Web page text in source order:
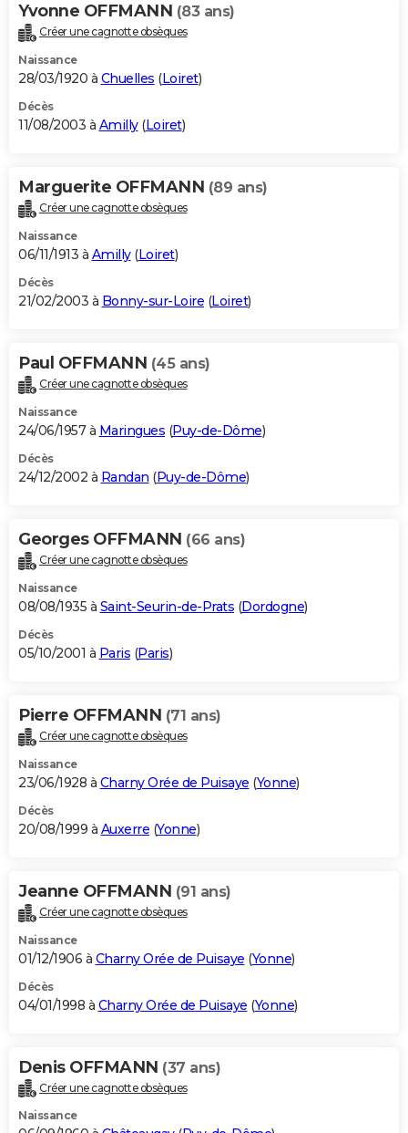
Yvonne OFFMANN (83 ans)
Créer une cagnotte obsèques
Naissance
28/03/1920 à Chuelles (Loiret)
Décès
11/08/2003 à Amilly(Loiret)
Marguerite OFFMANN (89 ans)
Créer une cagnotte obsèques
Naissance
06/11/1913 à Amilly(Loiret)
Décès
21/02/2003 à Bonny-sur-Loire (Loiret)
Paul OFFMANN (45 ans)
Créer une cagnotte obsèques
Naissance
24/06/1957 à Maringues (Puy-de-Dôme)
Décès
24/12/2002 à Randan (Puy-de-Dôme)
Georges OFFMANN (66 ans)
Créer une cagnotte obsèques
Naissance
08/08/1935 à Saint-Seurin-de-Prats (Dordogne)
Décès
05/10/2001 à Paris (Paris)
Pierre OFFMANN (71 ans)
Créer une cagnotte obsèques
Naissance
23/06/1928 à Charny Orée de Puisaye (Yonne)
Décès
20/08/1999 à Auxerre (Yonne)
Jeanne OFFMANN (91 ans)
Créer une cagnotte obsèques
Naissance
01/12/1906 à Charny Orée de Puisaye (Yonne)
Décès
04/01/1998 à Charny Orée de Puisaye (Yonne)
Denis OFFMANN (37 ans)
Créer une cagnotte obsèques
Naissance